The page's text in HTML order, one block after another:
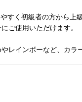
すく初級者の方から上
ご使用いただけます。
レインボーなど、カラ